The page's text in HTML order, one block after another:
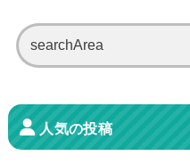
人気の投稿